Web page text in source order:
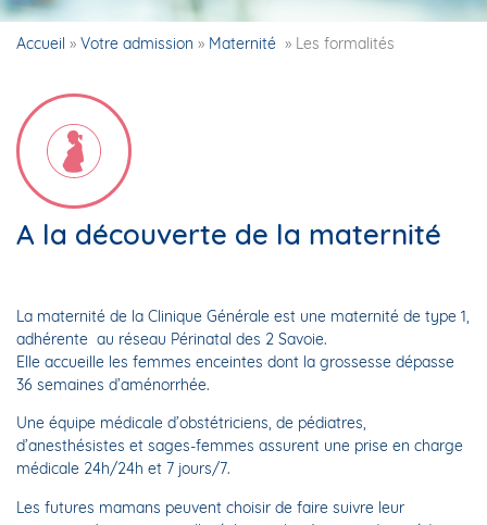
Accueil » Votre admission » Maternité » Les formalités
A la découverte de la maternité
La maternité de la Clinique Générale est une maternité de type 1,
adhérente au réseau Périnatal des 2 Savoie.
Elle accueille les femmes enceintes dont la grossesse dépasse
36 semaines d’aménorrhée.
Une équipe médicale d’obstétriciens, de pédiatres,
d’anesthésistes et sages-femmes assurent une prise en charge
médicale 24h/24h et 7 jours/7.
Les futures mamans peuvent choisir de faire suivre leur